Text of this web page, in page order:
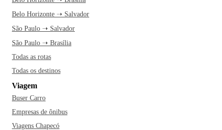
Belo Horizonte ➝ Salvador
São Paulo ➝ Salvador
São Paulo ➝ Brasília
Todas as rotas
Todas os destinos
Viagem
Buser Carro
Empresas de ônibus
Viagens Chapecó